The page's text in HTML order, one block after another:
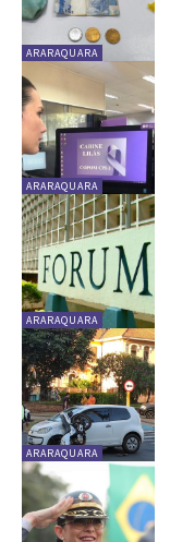
ARARAQUARA
ARARAQUARA
ARARAQUARA
ARARAQUARA